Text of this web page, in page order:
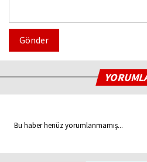
Gönder
Bu haber henüz yorumlanmamış...